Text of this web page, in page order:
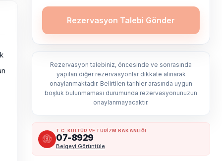
Rezervasyon Talebi Gönder
Rezervasyon talebiniz, öncesinde ve sonrasında
yapılan diğer rezervasyonlar dikkate alınarak
onaylanmaktadır. Belirtilen tarihler arasında uygun
boşluk bulunmaması durumunda rezervasyonunuzun
onaylanmayacaktır.
T.C. KÜLTÜR VE TURİZM BAKANLIĞI
07-8929
Belgeyi Görüntüle